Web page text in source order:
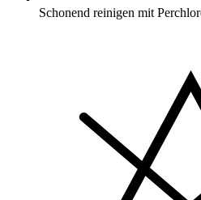
Schonend reinigen mit